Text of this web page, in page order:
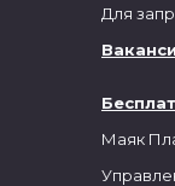
Маяк
Для